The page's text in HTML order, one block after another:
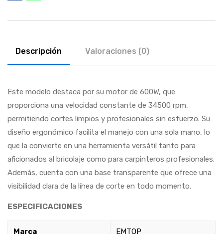
Descripción Valoraciones (0)
Este modelo destaca por su motor de 600W, que
proporciona una velocidad constante de 34500 rpm,
permitiendo cortes limpios y profesionales sin esfuerzo. Su
diseño ergonómico facilita el manejo con una sola mano, lo
que la convierte en una herramienta versátil tanto para
aficionados al bricolaje como para carpinteros profesionales.
Además, cuenta con una base transparente que ofrece una
visibilidad clara de la línea de corte en todo momento.
ESPECIFICACIONES
Marca EMTOP